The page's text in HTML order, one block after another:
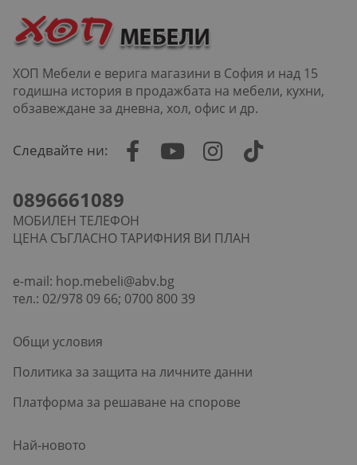
ХОП Мебели е верига магазини в София и над 15
годишна история в продажбата на мебели, кухни,
обзавеждане за дневна, хол, офис и др.
Следвайте ни:
0896661089
МОБИЛЕН ТЕЛЕФОН
ЦЕНА СЪГЛАСНО ТАРИФНИЯ ВИ ПЛАН
e-mail: hop.mebeli@abv.bg
тел.: 02/978 09 66; 0700 800 39
Общи условия
Политика за защита на личните данни
Платформа за решаване на спорове
Най-новото